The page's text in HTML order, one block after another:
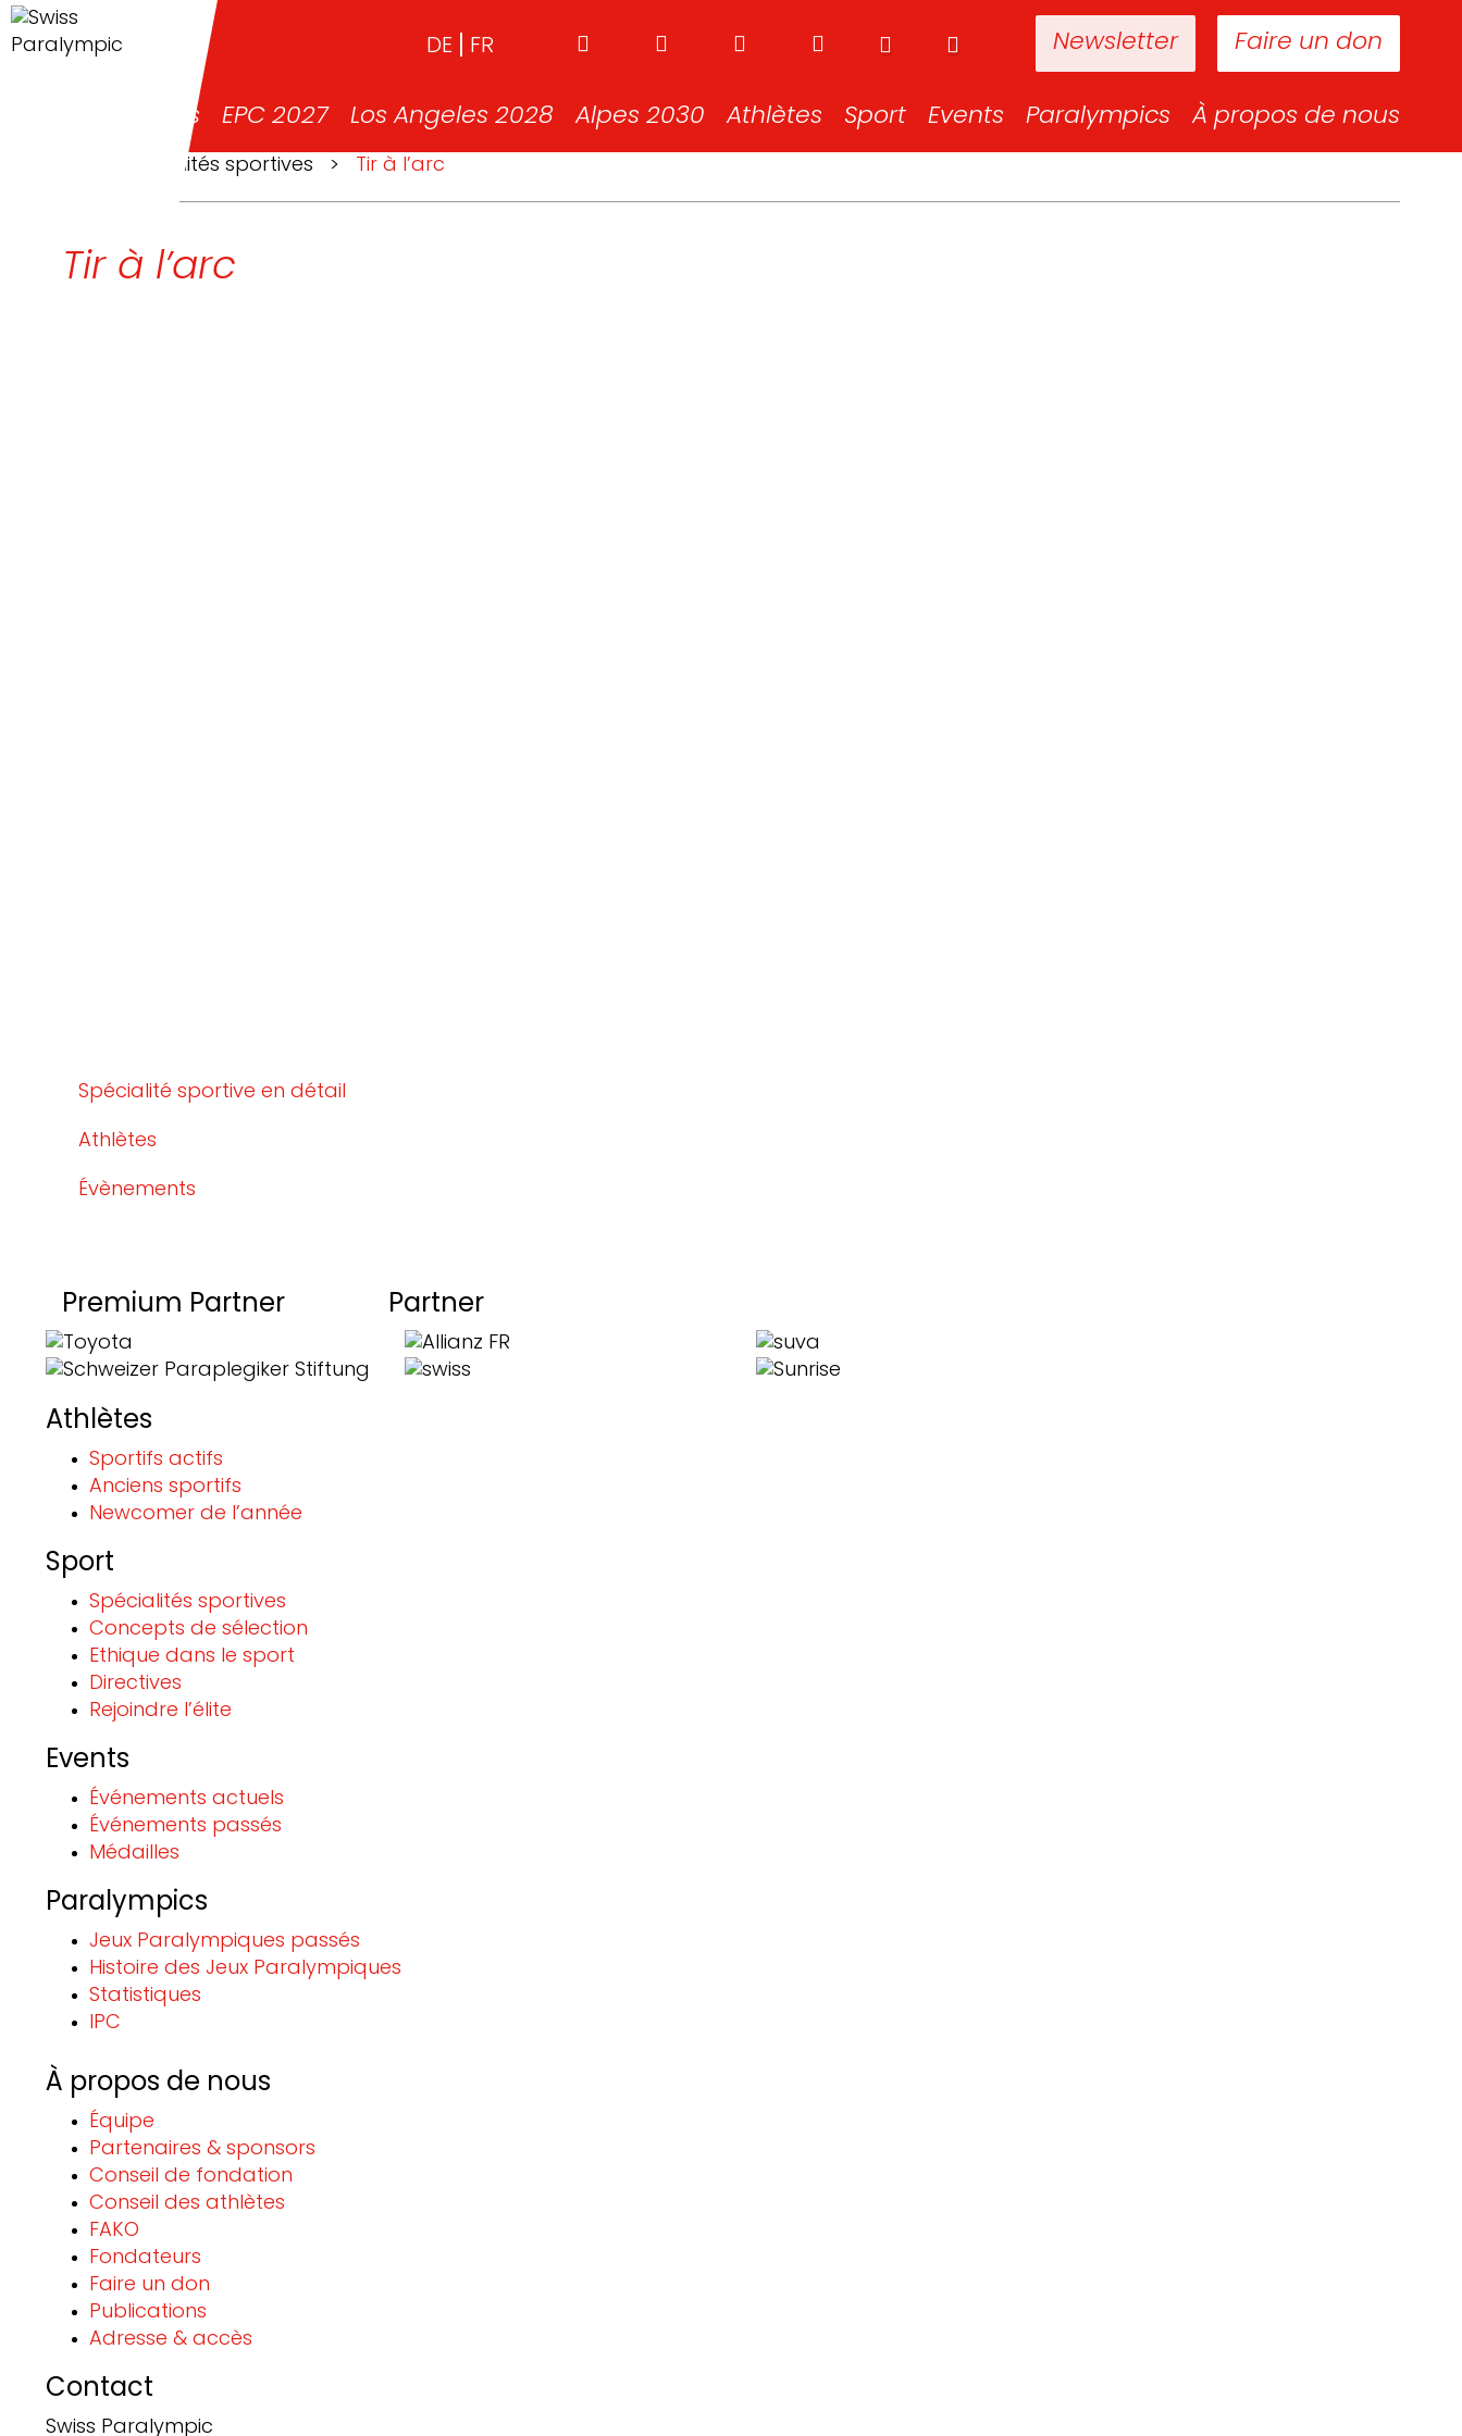
Faire un don
Newsletter
DE FR
News EPC 2027 Los Angeles 2028 Alpes 2030 Athlètes Sport Events Paralympics À propos de nous
Spécialités sportives > Tir à l’arc
Tir à l’arc
Spécialité sportive en détail
Athlètes
Évènements
Premium Partner Partner
Athlètes
Sportifs actifs
Anciens sportifs
Newcomer de l’année
Sport
Spécialités sportives
Concepts de sélection
Ethique dans le sport
Directives
Rejoindre l’élite
Events
Événements actuels
Événements passés
Médailles
Paralympics
Jeux Paralympiques passés
Histoire des Jeux Paralympiques
Statistiques
IPC
À propos de nous
Équipe
Partenaires & sponsors
Conseil de fondation
Conseil des athlètes
FAKO
Fondateurs
Faire un don
Publications
Adresse & accès
Contact
Swiss Paralympic